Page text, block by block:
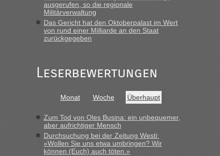
Berichte und Reisetipps • Re: An welchem
Grenzübergang zwischen Polen und der Ukraine geht es am
schnellsten?
„Gestern 6 Stunden warten vor der Grenze Richtung Polen
Grenzübergang zwischen Polen und der Ukraine geht es am
„Bin am Montag 15.6.26 um 8 Uhr in Urgyniw ausgereist,
das erste Mal an einem Montagmorgen ca. 15 Fahrzeuge
vor mir, bin sonst der Erste oder Zweite, egal, nach ca 20
Minuten wurde dann die nächste Welle...“
ausgerufen, so die regionale
Militärverwaltung
Das Gericht hat den Oktoberpalast im Wert
von rund einer Milliarde an den Staat
zurückgegeben
Leserbewertungen
Monat Woche Überhaupt
Zum Tod von Oles Busina: ein unbequemer,
aber aufrichtiger Mensch
Durchsuchung bei der Zeitung Westi:
«Wollen Sie uns etwa umbringen? Wir
können (Euch) auch töten.»